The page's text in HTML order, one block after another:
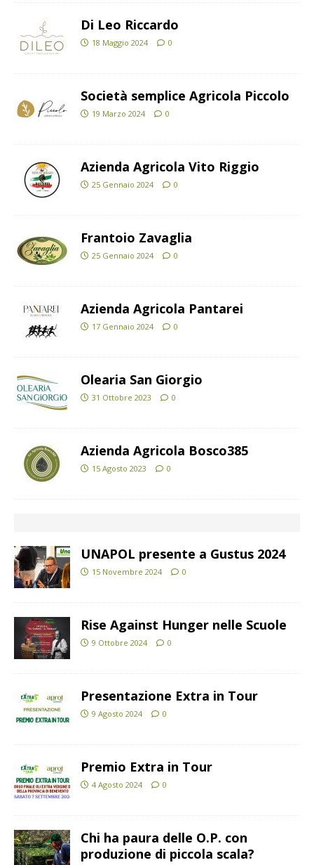
Di Leo Riccardo
18 Maggio 2024 0
Società semplice Agricola Piccolo
19 Marzo 2024 0
Azienda Agricola Vito Riggio
25 Gennaio 2024 0
Frantoio Zavaglia
25 Gennaio 2024 0
Azienda Agricola Pantarei
17 Gennaio 2024 0
Olearia San Giorgio
31 Ottobre 2023 0
Azienda Agricola Bosco385
15 Agosto 2023 0
UNAPOL presente a Gustus 2024
15 Novembre 2024 0
Rise Against Hunger nelle Scuole
9 Ottobre 2024 0
Presentazione Extra in Tour
9 Agosto 2024 0
Premio Extra in Tour
4 Agosto 2024 0
Chi ha paura delle O.P. con
produzione di piccola scala?